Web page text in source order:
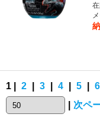
1 | 2 3 4 5 6
次ペ